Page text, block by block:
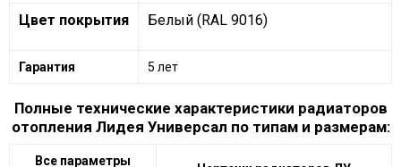
Цвет покрытия Белый (RAL 9016)
Гарантия 5 лет
Полные технические характеристики радиаторов
отопления Лидея Универсал по типам и размерам:
Все параметры